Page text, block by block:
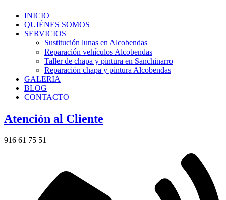
INICIO
QUIÉNES SOMOS
SERVICIOS
Sustitución lunas en Alcobendas
Reparación vehículos Alcobendas
Taller de chapa y pintura en Sanchinarro
Reparación chapa y pintura Alcobendas
GALERIA
BLOG
CONTACTO
Atención al Cliente
916 61 75 51